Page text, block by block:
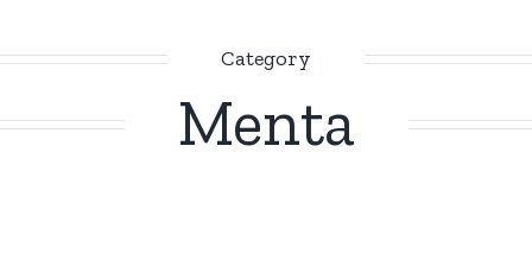
Category
Menta